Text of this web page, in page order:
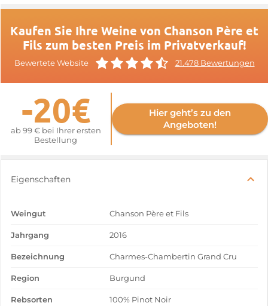
Kaufen Sie Ihre Weine von Chanson Père et
Fils zum besten Preis im Privatverkauf!
Bewertete Website 21.478 Bewertungen
-20€
ab 99 € bei Ihrer ersten
Bestellung
Hier geht’s zu den
Angeboten!
Eigenschaften
Weingut Chanson Père et Fils
Jahrgang 2016
Bezeichnung Charmes-Chambertin Grand Cru
Region Burgund
Rebsorten 100% Pinot Noir